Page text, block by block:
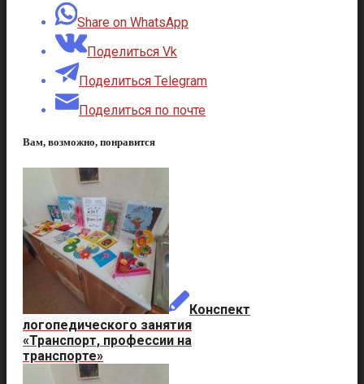
Share on WhatsApp
Поделиться Vk
Поделиться Telegram
Поделиться по почте
Вам, возможно, понравится
Конспект
логопедического занятия
«Транспорт, профессии на
транспорте»